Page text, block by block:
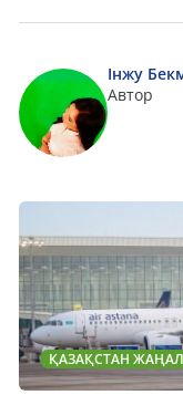
Інжу
Автор
ҚАЗАҚСТАН